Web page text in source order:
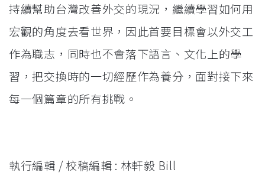
持續幫助台灣改善外交的現況，繼續學習如何用
宏觀的角度去看世界，因此首要目標會以外交工
作為職志，同時也不會落下語言、文化上的學
習，把交換時的一切經歷作為養分，面對接下來
每一個篇章的所有挑戰。
執行編輯 / 校稿編輯 : 林軒毅 Bill